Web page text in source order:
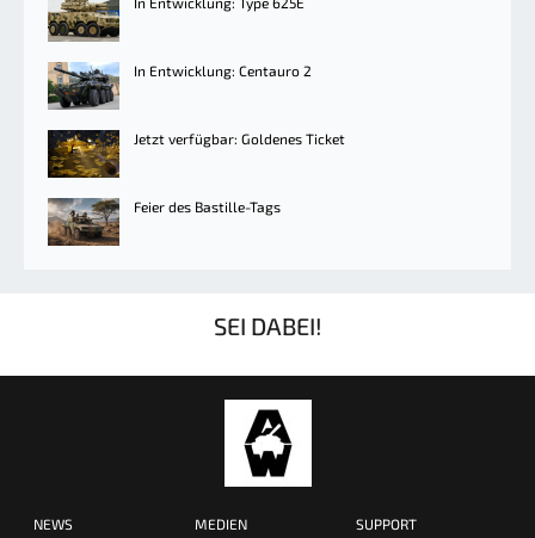
In Entwicklung: Centauro 2
Jetzt verfügbar: Goldenes Ticket
Feier des Bastille-Tags
SEI DABEI!
NEWS MEDIEN SUPPORT